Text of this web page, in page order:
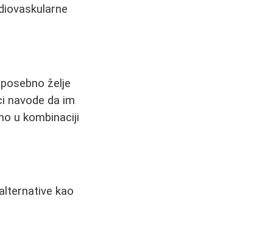
želje
navode da im
u kombinaciji
kao